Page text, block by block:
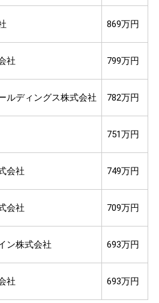
869万円
社 799万円
ルディングス株式会社 782万円
751万円
会社 749万円
会社 709万円
ン株式会社 693万円
社 693万円